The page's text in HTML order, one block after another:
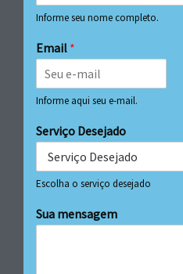
Informe seu nome completo.
Email *
Informe aqui seu e-mail.
Serviço Desejado
Escolha o serviço desejado
Sua mensagem